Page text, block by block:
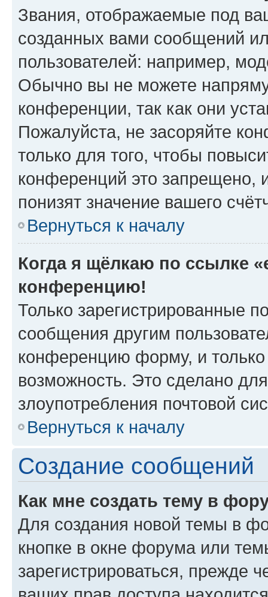
Звания, отображаемые под
созданных вами сообщений
пользователей: например,
Обычно вы не можете
конференции, так как они
Пожалуйста, не засоряйте
только для того, чтобы
конференций это запрещено,
понизят значение вашего
Вернуться к началу
Когда я щёлкаю по ссылке
конференцию!
Только зарегистрированные
сообщения другим
конференцию форму, и
возможность. Это сделано
злоупотребления почтовой
Вернуться к началу
Создание сообщений
Как мне создать тему в
Для создания новой темы в
кнопке в окне форума или
зарегистрироваться, прежде